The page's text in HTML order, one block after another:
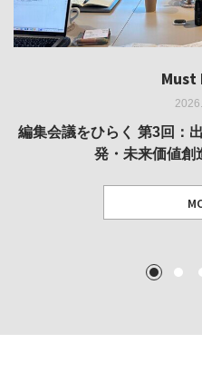
Must
編集会議をひらく 第3回：
発・未来価値
Must
REVIEW｜果たして美術家
作家」となる
Must
REPORT｜
Must
REVIEW｜菊池聡太
Must
REVIEW｜生の存在証明と
1 2